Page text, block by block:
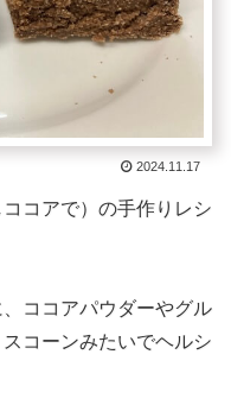
2024.11.17
コアで）の手作りレシ
ココアパウダーやグル
コーンみたいでヘルシ